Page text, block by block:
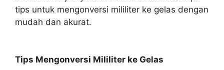
tips untuk mengonversi mililiter ke gelas dengan
mudah dan akurat.
Tips Mengonversi Mililiter ke Gelas